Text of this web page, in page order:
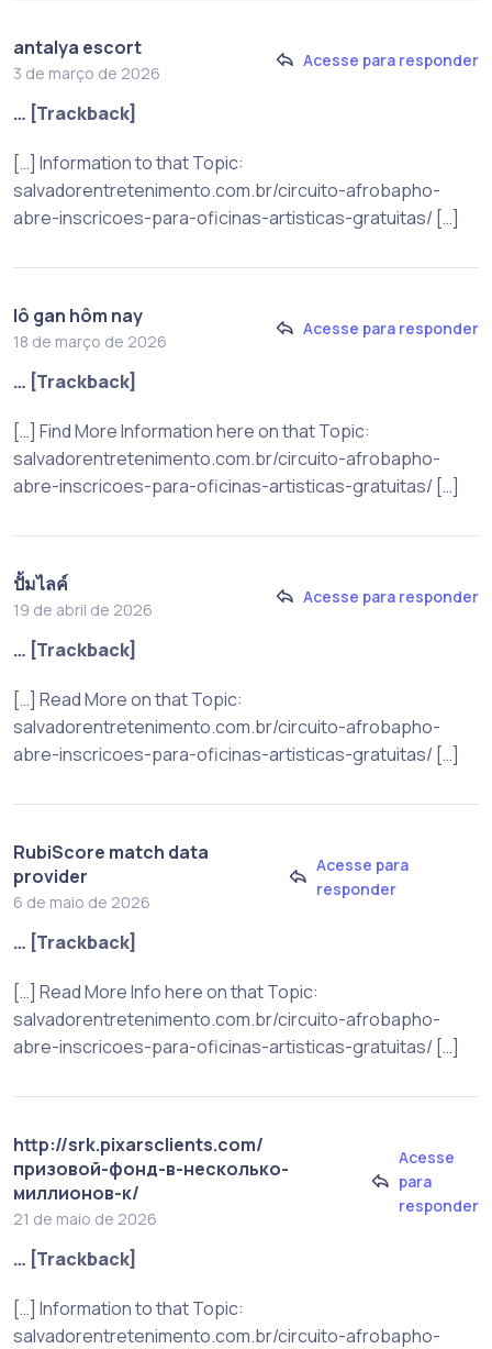
antalya escort
3 de março de 2026
Acesse para responder
… [Trackback]
[…] Information to that Topic:
salvadorentretenimento.com.br/circuito-afrobapho-
abre-inscricoes-para-oficinas-artisticas-gratuitas/ […]
lô gan hôm nay
18 de março de 2026
Acesse para responder
… [Trackback]
[…] Find More Information here on that Topic:
salvadorentretenimento.com.br/circuito-afrobapho-
abre-inscricoes-para-oficinas-artisticas-gratuitas/ […]
ปั้มไลค์
19 de abril de 2026
Acesse para responder
… [Trackback]
[…] Read More on that Topic:
salvadorentretenimento.com.br/circuito-afrobapho-
abre-inscricoes-para-oficinas-artisticas-gratuitas/ […]
RubiScore match data
provider
6 de maio de 2026
Acesse para
responder
… [Trackback]
[…] Read More Info here on that Topic:
salvadorentretenimento.com.br/circuito-afrobapho-
abre-inscricoes-para-oficinas-artisticas-gratuitas/ […]
http://srk.pixarsclients.com/
призовой-фонд-в-несколько-
миллионов-к/
21 de maio de 2026
Acesse
para
responder
… [Trackback]
[…] Information to that Topic:
salvadorentretenimento.com.br/circuito-afrobapho-